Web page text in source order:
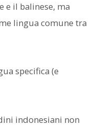
e il balinese, ma
lingua comune tra
specifica (e
indonesiani non